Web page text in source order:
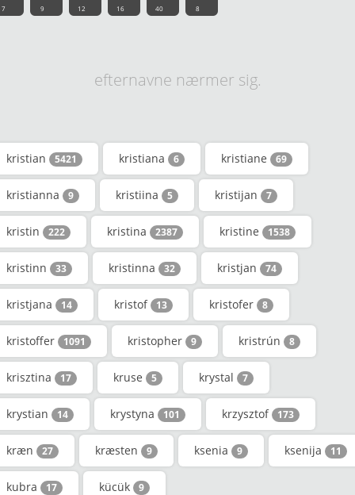
7 9 12 16 40 8
efternavne nærmer sig.
kristian 5421 kristiana 6 kristiane 69
kristianna 9 kristiina 5 kristijan 7
kristin 222 kristina 2387 kristine 1538
kristinn 33 kristinna 32 kristjan 74
kristjana 14 kristof 13 kristofer 8
kristoffer 1091 kristopher 9 kristrún 8
krisztina 17 kruse 5 krystal 7
krystian 14 krystyna 101 krzysztof 173
kræn 27 kræsten 9 ksenia 9 ksenija 11
kubra 17 kücük 9